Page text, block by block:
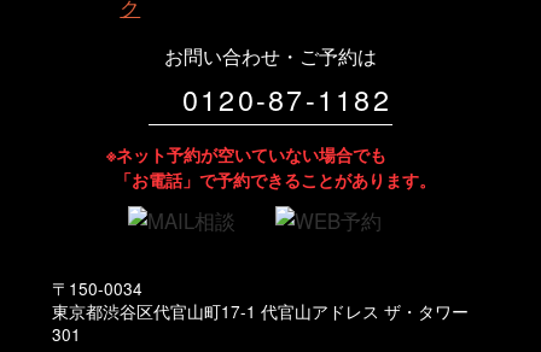
お問い合わせ・ご予約は
0120-87-1182
※ネット予約が空いていない場合でも
「お電話」で予約できることがあります。
〒150-0034
東京都渋谷区代官山町17-1 代官山アドレス ザ・タワー
301